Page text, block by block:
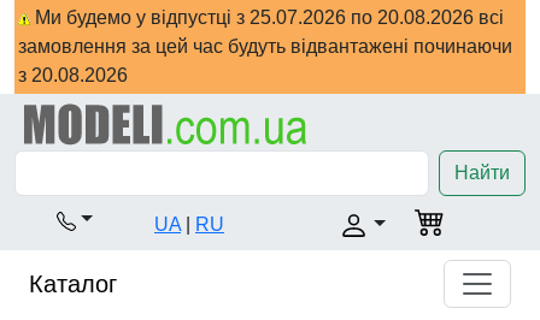
Ми будемо у відпустці з 25.07.2026 по 20.08.2026 всі
замовлення за цей час будуть відвантажені починаючи
з 20.08.2026
Найти
UA RU
Каталог